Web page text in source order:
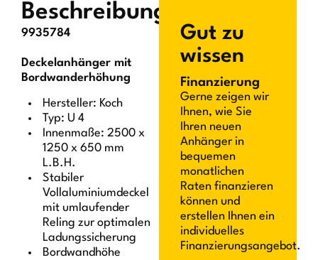
Beschreibung
9935784
Deckelanhänger mit
Bordwanderhöhung
Hersteller: Koch
Typ: U 4
Innenmaße: 2500 x
1250 x 650 mm
L.B.H.
Stabiler
Vollaluminiumdeckel
mit umlaufender
Reling zur optimalen
Ladungssicherung
Bordwandhöhe
Gut zu
wissen
Finanzierung
Gerne zeigen wir
Ihnen, wie Sie
Ihren neuen
Anhänger in
bequemen
monatlichen
Raten finanzieren
können und
erstellen Ihnen ein
individuelles
Finanzierungsangebot.